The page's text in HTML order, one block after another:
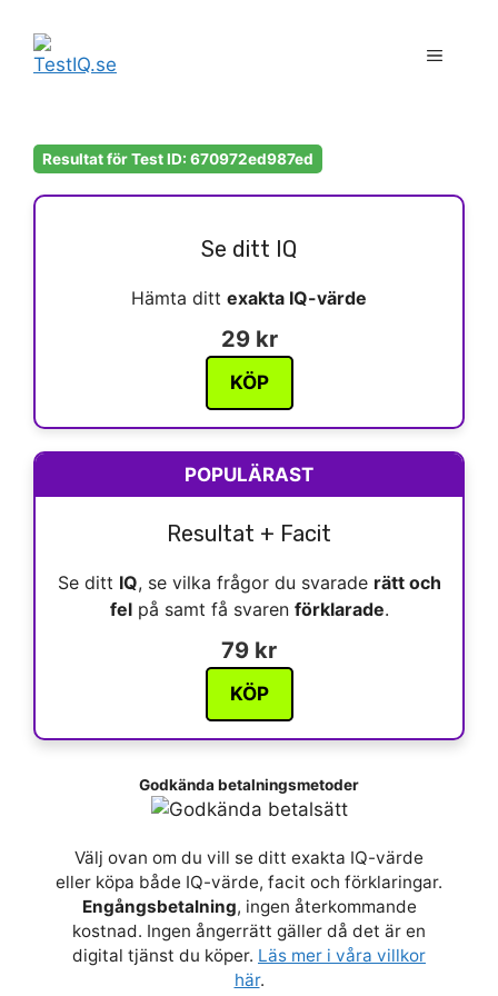
innehåll
Meny
Resultat för Test ID: 670972ed987ed
Se ditt IQ
Hämta ditt exakta IQ-värde
29 kr
KÖP
POPULÄRAST
Resultat + Facit
Se ditt IQ, se vilka frågor du svarade rätt och
felpå samt få svaren förklarade.
79 kr
KÖP
Godkända betalningsmetoder
Välj ovan om du vill se ditt exakta IQ-värde
eller köpa både IQ-värde, facit och förklaringar.
Engångsbetalning, ingen återkommande
kostnad. Ingen ångerrätt gäller då det är en
digital tjänst du köper. Läs mer i våra villkor
här.